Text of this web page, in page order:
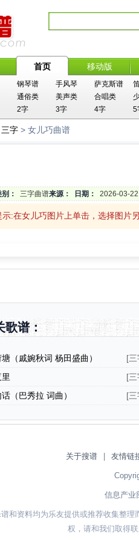
首页 移动版
钢琴谱 手风琴 萨克斯谱
通俗类 美声类 合唱类
2字 3字 4字 5
三字 > 女儿巧曲谱
： 三字曲谱来源： 日期： 2026-03-
示:在女儿巧图片上单击，选择图片
歌谱：
（戚婉秋词 杨田盛曲） [
[
（巴秀拉 词曲） [
关于搜谱 友情链
信息产业
和资料均为乐友提供或推荐收集整
权，请和我们取得